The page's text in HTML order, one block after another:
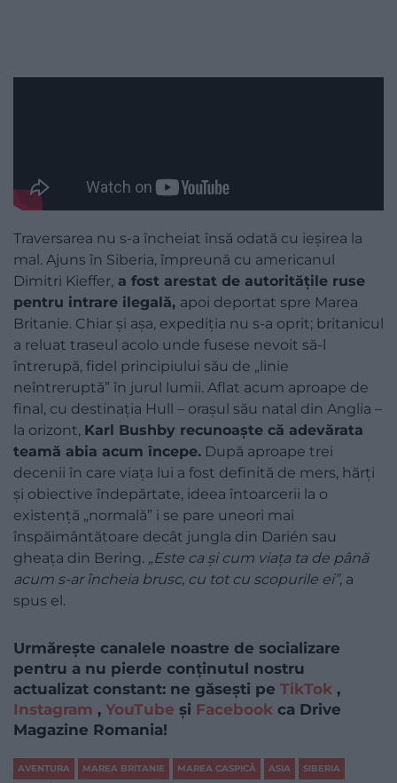
Traversarea nu s-a încheiat însă odată cu ieșirea la
mal. Ajuns în Siberia, împreună cu americanul
Dimitri Kieffer, a fost arestat de autoritățile ruse
pentru intrare ilegală, apoi deportat spre Marea
Britanie. Chiar și așa, expediția nu s-a oprit; britanicul
a reluat traseul acolo unde fusese nevoit să-l
întrerupă, fidel principiului său de „linie
neîntreruptă” în jurul lumii. Aflat acum aproape de
final, cu destinația Hull – orașul său natal din Anglia –
la orizont, Karl Bushby recunoaște că adevărata
teamă abia acum începe. După aproape trei
decenii în care viața lui a fost definită de mers, hărți
și obiective îndepărtate, ideea întoarcerii la o
existență „normală” i se pare uneori mai
înspăimântătoare decât jungla din Darién sau
gheața din Bering. „Este ca și cum viața ta de până
acum s-ar încheia brusc, cu tot cu scopurile ei”, a
spus el.
Urmărește canalele noastre de socializare
pentru a nu pierde conținutul nostru
actualizat constant: ne găsești pe TikTok ,
Instagram , YouTube și Facebook ca Drive
Magazine Romania!
AVENTURA MAREA BRITANIE MAREA CASPICĂ ASIA SIBERIA